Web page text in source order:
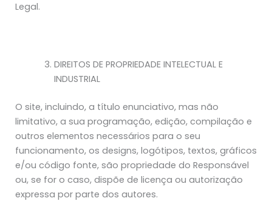
Legal.
DIREITOS DE PROPRIEDADE INTELECTUAL E
INDUSTRIAL
O site, incluindo, a título enunciativo, mas não
limitativo, a sua programação, edição, compilação e
outros elementos necessários para o seu
funcionamento, os designs, logótipos, textos, gráficos
e/ou código fonte, são propriedade do Responsável
ou, se for o caso, dispõe de licença ou autorização
expressa por parte dos autores.